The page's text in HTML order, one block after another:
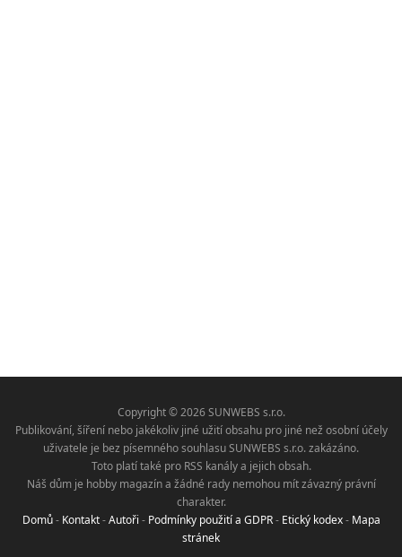
Copyright © 2026 SUNWEBS s.r.o.
Publikování, šíření nebo jakékoliv jiné užití obsahu pro jiné než osobní účely
uživatele je bez písemného souhlasu SUNWEBS s.r.o. zakázáno.
Toto platí také pro RSS kanály a jejich obsah.
Náš dům je hobby magazín a žádné rady nemohou mít závazný právní
charakter.
Domů- Kontakt-Autoři - Podmínky použití a GDPR- Etický kodex- Mapa
stránek